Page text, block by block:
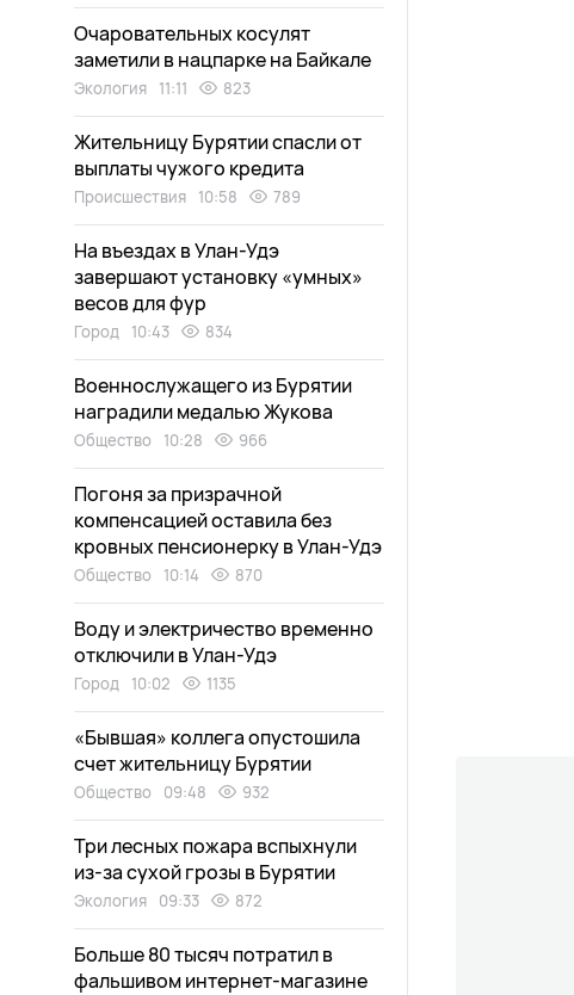
Очаровательных косулят
заметили в нацпарке на Байкале
Экология 11:11 823
Жительницу Бурятии спасли от
выплаты чужого кредита
Происшествия 10:58 789
На въездах в Улан-Удэ
завершают установку «умных»
весов для фур
Город 10:43 834
Военнослужащего из Бурятии
наградили медалью Жукова
Общество 10:28 966
Погоня за призрачной
компенсацией оставила без
кровных пенсионерку в Улан-Удэ
Общество 10:14 870
Воду и электричество временно
отключили в Улан-Удэ
Город 10:02 1135
«Бывшая» коллега опустошила
счет жительницу Бурятии
Общество 09:48 932
Три лесных пожара вспыхнули
из-за сухой грозы в Бурятии
Экология 09:33 872
Больше 80 тысяч потратил в
фальшивом интернет-магазине